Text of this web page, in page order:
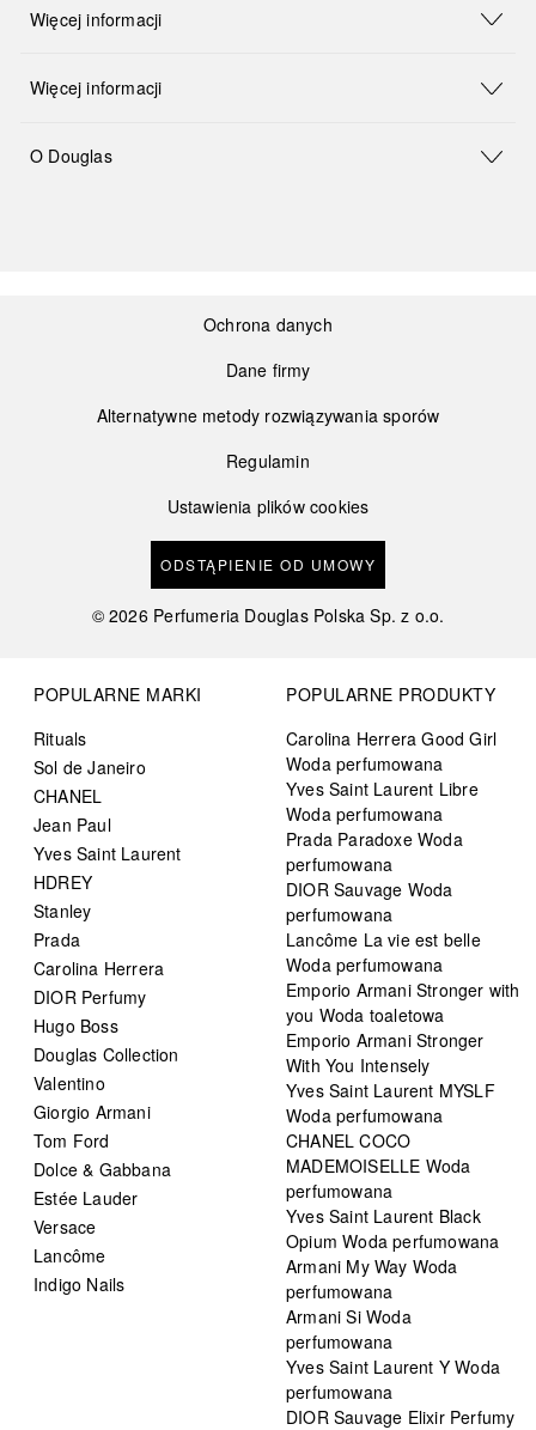
Więcej informacji
Więcej informacji
O Douglas
Ochrona danych
Dane firmy
Alternatywne metody rozwiązywania sporów
Regulamin
Ustawienia plików cookies
ODSTĄPIENIE OD UMOWY
©2026 Perfumeria Douglas Polska Sp. z o.o.
POPULARNE MARKI
Rituals
Sol de Janeiro
CHANEL
Jean Paul
Yves Saint Laurent
HDREY
Stanley
Prada
Carolina Herrera
DIOR Perfumy
Hugo Boss
Douglas Collection
Valentino
Giorgio Armani
Tom Ford
Dolce & Gabbana
Estée Lauder
Versace
Lancôme
Indigo Nails
POPULARNE PRODUKTY
Carolina Herrera Good Girl
Woda perfumowana
Yves Saint Laurent Libre
Woda perfumowana
Prada Paradoxe Woda
perfumowana
DIOR Sauvage Woda
perfumowana
Lancôme La vie est belle
Woda perfumowana
Emporio Armani Stronger with
you Woda toaletowa
Emporio Armani Stronger
With You Intensely
Yves Saint Laurent MYSLF
Woda perfumowana
CHANEL COCO
MADEMOISELLE Woda
perfumowana
Yves Saint Laurent Black
Opium Woda perfumowana
Armani My Way Woda
perfumowana
Armani Si Woda
perfumowana
Yves Saint Laurent Y Woda
perfumowana
DIOR Sauvage Elixir Perfumy